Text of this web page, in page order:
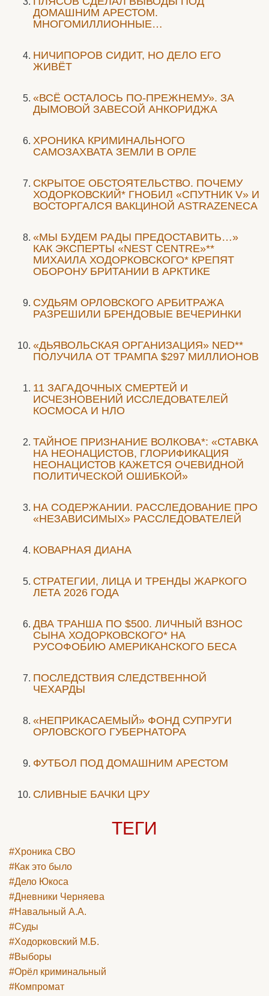
ДОМАШНИМ АРЕСТОМ.
МНОГОМИЛЛИОННЫЕ…
НИЧИПОРОВ СИДИТ, НО ДЕЛО ЕГО
ЖИВЁТ
«ВСЁ ОСТАЛОСЬ ПО-ПРЕЖНЕМУ». ЗА
ДЫМОВОЙ ЗАВЕСОЙ АНКОРИДЖА
ХРОНИКА КРИМИНАЛЬНОГО
САМОЗАХВАТА ЗЕМЛИ В ОРЛЕ
СКРЫТОЕ ОБСТОЯТЕЛЬСТВО. ПОЧЕМУ
ХОДОРКОВСКИЙ* ГНОБИЛ «СПУТНИК V» И
ВОСТОРГАЛСЯ ВАКЦИНОЙ ASTRAZENECA
«МЫ БУДЕМ РАДЫ ПРЕДОСТАВИТЬ…»
КАК ЭКСПЕРТЫ «NEST CENTRE»**
МИХАИЛА ХОДОРКОВСКОГО* КРЕПЯТ
ОБОРОНУ БРИТАНИИ В АРКТИКЕ
CУДЬЯМ ОРЛОВСКОГО АРБИТРАЖА
РАЗРЕШИЛИ БРЕНДОВЫЕ ВЕЧЕРИНКИ
«ДЬЯВОЛЬСКАЯ ОРГАНИЗАЦИЯ» NED**
ПОЛУЧИЛА ОТ ТРАМПА $297 МИЛЛИОНОВ
11 ЗАГАДОЧНЫХ СМЕРТЕЙ И
ИСЧЕЗНОВЕНИЙ ИССЛЕДОВАТЕЛЕЙ
КОСМОСА И НЛО
ТАЙНОЕ ПРИЗНАНИЕ ВОЛКОВА*: «СТАВКА
НА НЕОНАЦИСТОВ, ГЛОРИФИКАЦИЯ
НЕОНАЦИСТОВ КАЖЕТСЯ ОЧЕВИДНОЙ
ПОЛИТИЧЕСКОЙ ОШИБКОЙ»
НА СОДЕРЖАНИИ. РАССЛЕДОВАНИЕ ПРО
«НЕЗАВИСИМЫХ» РАССЛЕДОВАТЕЛЕЙ
КОВАРНАЯ ДИАНА
СТРАТЕГИИ, ЛИЦА И ТРЕНДЫ ЖАРКОГО
ЛЕТА 2026 ГОДА
ДВА ТРАНША ПО $500. ЛИЧНЫЙ ВЗНОС
СЫНА ХОДОРКОВСКОГО* НА
РУСОФОБИЮ АМЕРИКАНСКОГО БЕСА
ПОСЛЕДСТВИЯ СЛЕДСТВЕННОЙ
ЧЕХАРДЫ
«НЕПРИКАСАЕМЫЙ» ФОНД СУПРУГИ
ОРЛОВСКОГО ГУБЕРНАТОРА
ФУТБОЛ ПОД ДОМАШНИМ АРЕСТОМ
СЛИВНЫЕ БАЧКИ ЦРУ
ТЕГИ
#Хроника СВО
#Как это было
#Дело Юкоса
#Дневники Черняева
#Навальный А.А.
#Суды
#Ходорковский М.Б.
#Выборы
#Орёл криминальный
#Компромат